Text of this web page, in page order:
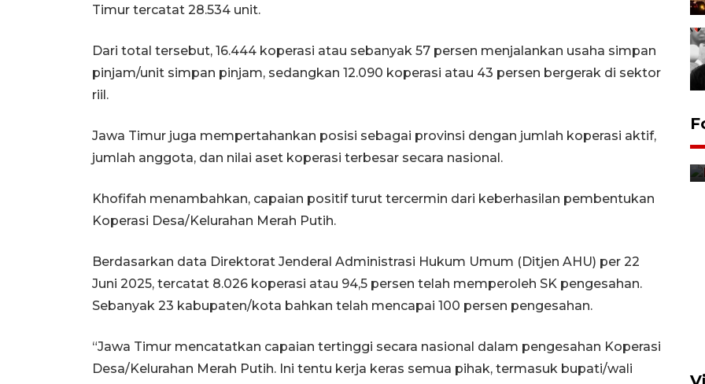
Timur tercatat 28.534 unit.
Dari total tersebut, 16.444 koperasi atau sebanyak 57 persen menjalankan usaha simpan
pinjam/unit simpan pinjam, sedangkan 12.090 koperasi atau 43 persen bergerak di sektor
riil.
Jawa Timur juga mempertahankan posisi sebagai provinsi dengan jumlah koperasi aktif,
jumlah anggota, dan nilai aset koperasi terbesar secara nasional.
Khofifah menambahkan, capaian positif turut tercermin dari keberhasilan pembentukan
Koperasi Desa/Kelurahan Merah Putih.
Berdasarkan data Direktorat Jenderal Administrasi Hukum Umum (Ditjen AHU) per 22
Juni 2025, tercatat 8.026 koperasi atau 94,5 persen telah memperoleh SK pengesahan.
Sebanyak 23 kabupaten/kota bahkan telah mencapai 100 persen pengesahan.
“Jawa Timur mencatatkan capaian tertinggi secara nasional dalam pengesahan Koperasi
Desa/Kelurahan Merah Putih. Ini tentu kerja keras semua pihak, termasuk bupati/wali
gratis sambut HUT
Kemerdekaan